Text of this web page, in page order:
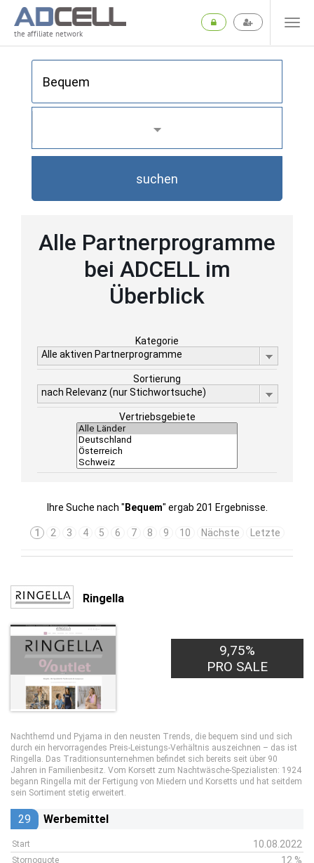
the affiliate network
suchen
Alle Partnerprogramme
bei ADCELL im
Überblick
Kategorie
Alle aktiven Partnerprogramme
Sortierung
nach Relevanz (nur Stichwortsuche)
Vertriebsgebiete
Ihre Suche nach " Bequem" ergab 201 Ergebnisse.
1 2 3 4 5 6 7 8 9 10 Nächste Letzte
Ringella
9,75%
PRO SALE
Nachthemd und Pyjama in den neusten Trends, die bequem sind und sich
durch ein hervorragendes Preis-Leistungs-Verhältnis auszeichnen – das ist
Ringella. Das Traditionsunternehmen befindet sich bereits seit über 90
Jahren in Familienbesitz. Vom Korsett zum Nachtwäsche-Spezialisten: 1924
begann Ringella mit der Fertigung von Miedern und Korsetts und hat seitdem
sein Sortiment stetig erweitert.
29 Werbemittel
Start 10.08.2022
Stornoquote 12 %